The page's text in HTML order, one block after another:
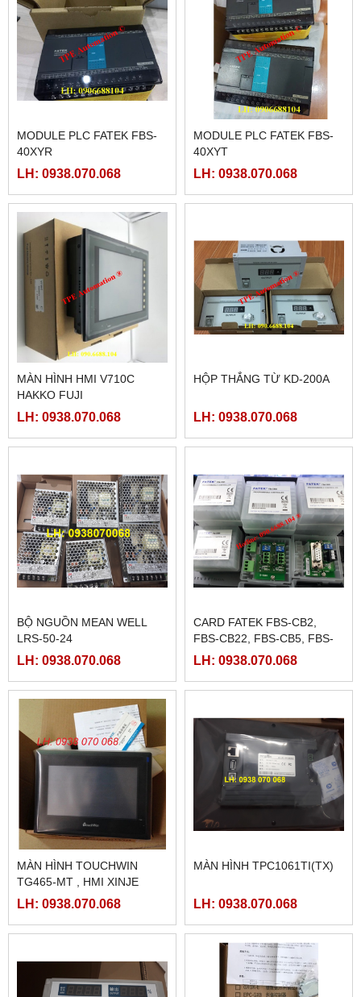
MODULE PLC FATEK FBS-
40XYR
LH: 0938.070.068
MODULE PLC FATEK FBS-
40XYT
LH: 0938.070.068
MÀN HÌNH HMI V710C
HAKKO FUJI
LH: 0938.070.068
HỘP THẮNG TỪ KD-200A
LH: 0938.070.068
BỘ NGUỒN MEAN WELL
LRS-50-24
LH: 0938.070.068
CARD FATEK FBS-CB2,
FBS-CB22, FBS-CB5, FBS-
CB25, FBS-CB55
LH: 0938.070.068
MÀN HÌNH TOUCHWIN
TG465-MT , HMI XINJE
TG465-MT
LH: 0938.070.068
MÀN HÌNH TPC1061TI(TX)
LH: 0938.070.068